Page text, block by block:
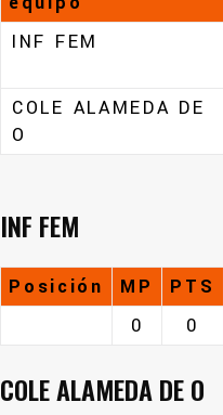
INF FEM
COLE ALAMEDA DE
O
INF FEM
Posición MP PTS
0
0
COLE ALAMEDA DE O